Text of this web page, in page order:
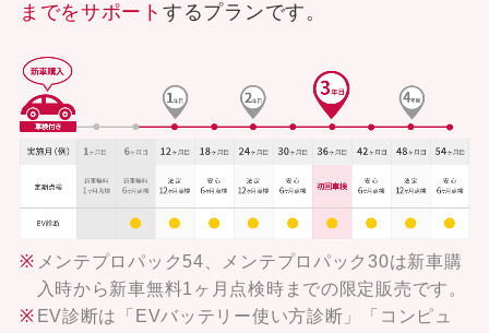
までをサポート するプランです。
メンテプロパック54、メンテプロパック30は新車購
入時から新車無料1ヶ月点検時までの限定販売です。
EV診断は「EVバッテリー使い方診断」「コンピュ